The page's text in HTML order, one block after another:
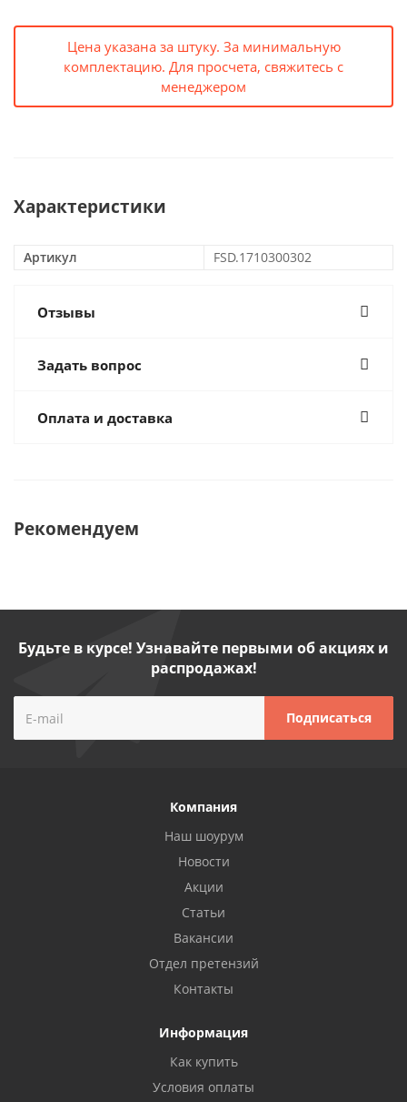
Цена указана за штуку. За минимальную
комплектацию. Для просчета, свяжитесь с
менеджером
Характеристики
Артикул FSD.1710300302
Отзывы
Задать вопрос
Оплата и доставка
Рекомендуем
Будьте в курсе! Узнавайте первыми об акциях и
распродажах!
Компания
Наш шоурум
Новости
Акции
Статьи
Вакансии
Отдел претензий
Контакты
Информация
Как купить
Условия оплаты